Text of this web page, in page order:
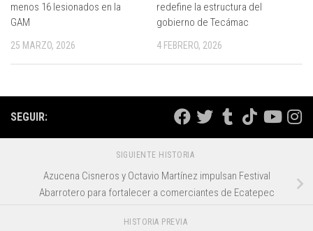
menos 16 lesionados en la
GAM
25 MARZO, 2026
redefine la estructura del
gobierno de Tecámac
4 FEBRERO, 2026
SEGUIR:
SIGUIENTE HISTORIA
Azucena Cisneros y Octavio Martínez impulsan Festival
Abarrotero para fortalecer a comerciantes de Ecatepec
HISTORIA PREVIA